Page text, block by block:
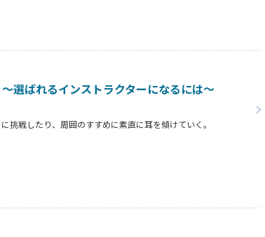
選ばれるインストラクターになるには～
挑戦したり、周囲のすすめに素直に耳を傾けていく。
てきた結果が、今に繋がっているとお話してくださったヨガ講
ために若松さんが取られた行動とは？